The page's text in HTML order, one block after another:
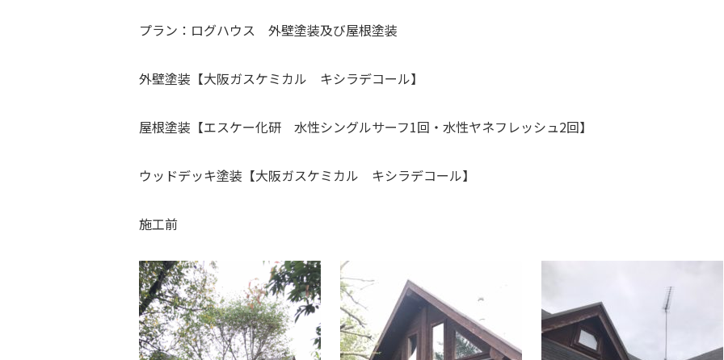
プラン：ログハウス 外壁塗装及び屋根塗装
外壁塗装【大阪ガスケミカル キシラデコール】
屋根塗装【エスケー化研 水性シングルサーフ1回・水性ヤネフレッシュ2回】
ウッドデッキ塗装【大阪ガスケミカル キシラデコール】
施工前